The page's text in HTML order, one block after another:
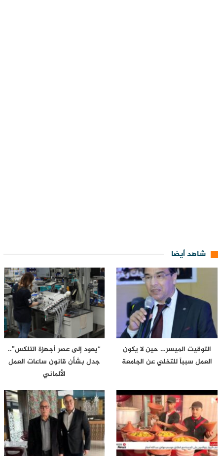
شاهد أيضا
التوقيت الميسر… حين لا يكون
العمل سبباً للتخلي عن الجامعة
“يعود إلى عصر أجهزة التلكس”..
جدل بشأن قانون ساعات العمل
الألماني